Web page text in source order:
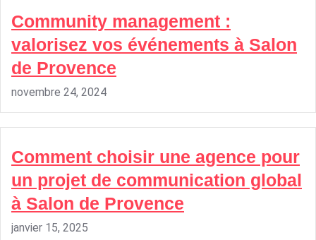
Community management :
valorisez vos événements à Salon
de Provence
novembre 24, 2024
Comment choisir une agence pour
un projet de communication global
à Salon de Provence
janvier 15, 2025